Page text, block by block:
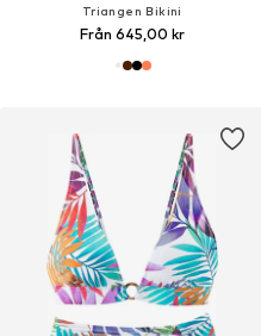
Triangen Bikini
Från 645,00 kr